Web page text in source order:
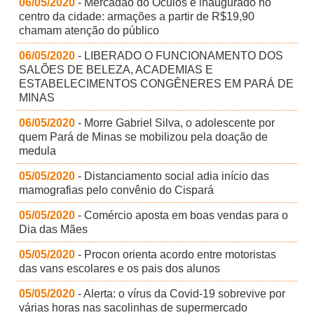
06/05/2020 - Mercadão do Óculos é inaugurado no
centro da cidade: armações a partir de R$19,90
chamam atenção do público
06/05/2020 - LIBERADO O FUNCIONAMENTO DOS
SALÕES DE BELEZA, ACADEMIAS E
ESTABELECIMENTOS CONGÊNERES EM PARÁ DE
MINAS
06/05/2020 - Morre Gabriel Silva, o adolescente por
quem Pará de Minas se mobilizou pela doação de
medula
05/05/2020 - Distanciamento social adia início das
mamografias pelo convênio do Cispará
05/05/2020 - Comércio aposta em boas vendas para o
Dia das Mães
05/05/2020 - Procon orienta acordo entre motoristas
das vans escolares e os pais dos alunos
05/05/2020 - Alerta: o vírus da Covid-19 sobrevive por
várias horas nas sacolinhas de supermercado